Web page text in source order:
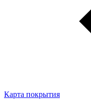
Карта покрытия